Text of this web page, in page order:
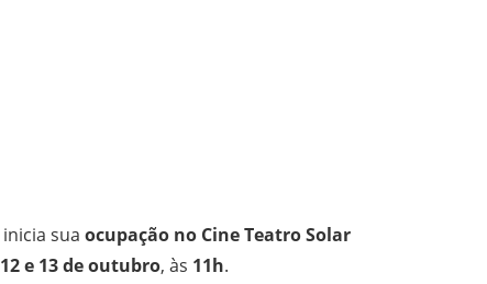
inicia sua ocupação no Cine Teatro Solar
12 e 13 de outubro, às 11h.